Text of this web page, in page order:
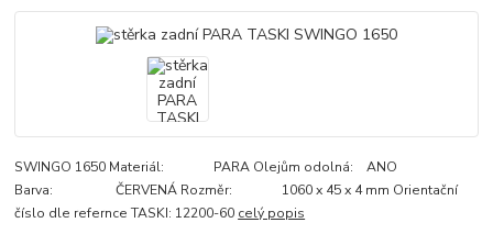
SWINGO 1650 Materiál: PARA Olejům odolná: ANO
Barva: ČERVENÁ Rozměr: 1060 x 45 x 4 mm Orientační
číslo dle refernce TASKI: 12200-60 celý popis